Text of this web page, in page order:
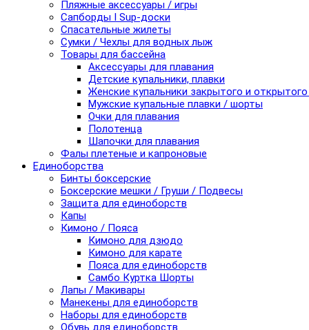
Пляжные аксессуары / игры
Сапборды I Sup-доски
Спасательные жилеты
Сумки / Чехлы для водных лыж
Товары для бассейна
Аксессуары для плавания
Детские купальники, плавки
Женские купальники закрытого и
Мужские купальные плавки / шорты
Очки для плавания
Полотенца
Шапочки для плавания
Фалы плетеные и капроновые
Единоборства
Бинты боксерские
Боксерские мешки / Груши / Подвесы
Защита для единоборств
Капы
Кимоно / Пояса
Кимоно для дзюдо
Кимоно для карате
Пояса для единоборств
Самбо Куртка Шорты
Лапы / Макивары
Манекены для единоборств
Наборы для единоборств
Обувь для единоборств